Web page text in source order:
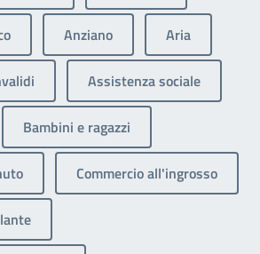
Anziano Aria
Assistenza sociale
Bambini e ragazzi
Commercio all'ingrosso